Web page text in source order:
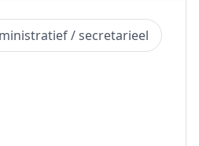
/ secretarieel